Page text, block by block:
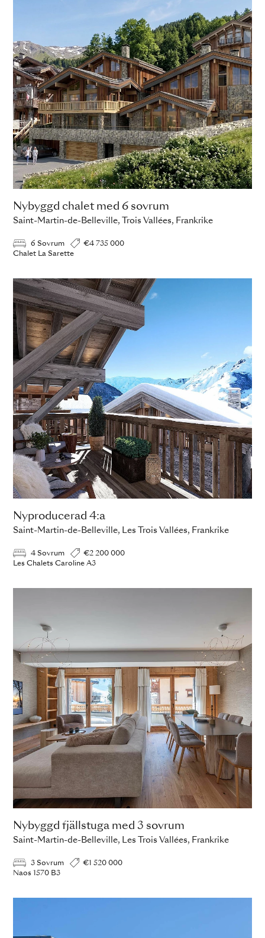
Nybyggd chalet med 6 sovrum
Saint-Martin-de-Belleville, Trois Vallées, Frankrike
6 Sovrum
€4 735 000
Chalet La Sarette
Nyproducerad 4:a
Saint-Martin-de-Belleville, Les Trois Vallées, Frankrike
4 Sovrum
€2 200 000
Les Chalets Caroline A3
Nybyggd fjällstuga med 3 sovrum
Saint-Martin-de-Belleville, Les Trois Vallées, Frankrike
3 Sovrum
€1 520 000
Naos 1570 B3